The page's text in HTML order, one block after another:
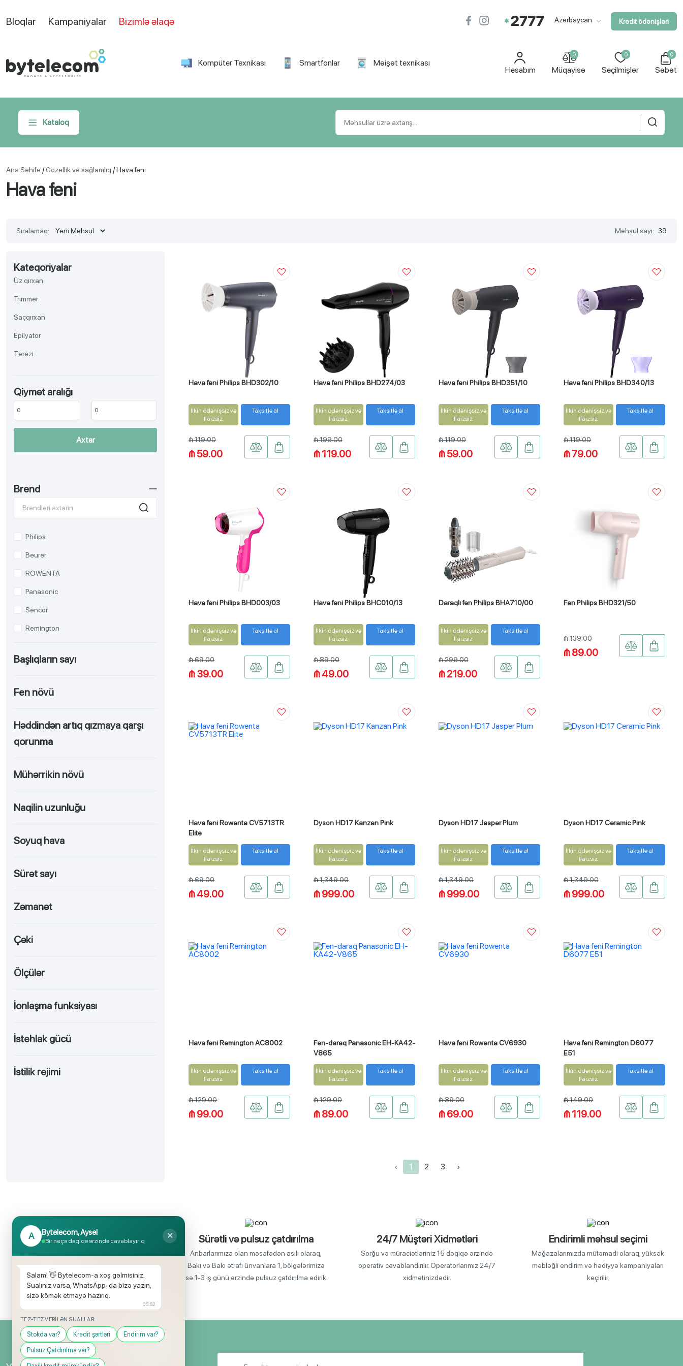
Bloqlar Kampaniyalar Bizimlə əlaqə Azərbaycan Kredit ödənişləri
Kompüter Texnikası Smartfonlar Məişət texnikası
Hesabım
0
Müqayisə
0
Seçilmişlər
0
Səbət
Kataloq
Ana Səhifə /Gözəllik və sağlamlıq /Hava feni
Hava feni
Sıralamaq: Məhsul sayı: 39
Kateqoriyalar
Üz qırxan
Trimmer
Saçqırxan
Epilyator
Tərəzi
Saç düzləşdirici
İrriqator
Daraq
Qiymət aralığı
Axtar
Brend
Philips
Beurer
ROWENTA
Panasonic
Sencor
Remington
Babyliss
Başlıqların sayı
Fen növü
Həddindən artıq qızmaya qarşı
qorunma
Mühərrikin növü
Naqilin uzunluğu
Soyuq hava
Sürət sayı
Zəmanət
Çəki
Ölçülər
İonlaşma funksiyası
İstehlak gücü
İstilik rejimi
Hava feni Philips BHD302/10
İlkin ödənişsiz və
Faizsiz
Taksitlə al
₼ 119.00
₼ 59.00
Hava feni Philips BHD274/03
İlkin ödənişsiz və
Faizsiz
Taksitlə al
₼ 199.00
₼ 119.00
Hava feni Philips BHD351/10
İlkin ödənişsiz və
Faizsiz
Taksitlə al
₼ 119.00
₼ 59.00
Hava feni Philips BHD340/13
İlkin ödənişsiz və
Faizsiz
Taksitlə al
₼ 119.00
₼ 79.00
Hava feni Philips BHD003/03
İlkin ödənişsiz və
Faizsiz
Taksitlə al
₼ 69.00
₼ 39.00
Hava feni Philips BHC010/13
İlkin ödənişsiz və
Faizsiz
Taksitlə al
₼ 89.00
₼ 49.00
Daraqlı fen Philips BHA710/00
İlkin ödənişsiz və
Faizsiz
Taksitlə al
₼ 299.00
₼ 219.00
Fen Philips BHD321/50
₼ 139.00
₼ 89.00
Hava feni Rowenta CV5713TR
Elite
İlkin ödənişsiz və
Faizsiz
Taksitlə al
₼ 69.00
₼ 49.00
Dyson HD17 Kanzan Pink
İlkin ödənişsiz və
Faizsiz
Taksitlə al
₼ 1,349.00
₼ 999.00
Dyson HD17 Jasper Plum
İlkin ödənişsiz və
Faizsiz
Taksitlə al
₼ 1,349.00
₼ 999.00
Dyson HD17 Ceramic Pink
İlkin ödənişsiz və
Faizsiz
Taksitlə al
₼ 1,349.00
₼ 999.00
Hava feni Remington AC8002
İlkin ödənişsiz və
Faizsiz
Taksitlə al
₼ 129.00
₼ 99.00
Fen-daraq Panasonic EH-KA42-
V865
İlkin ödənişsiz və
Faizsiz
Taksitlə al
₼ 129.00
₼ 89.00
Hava feni Rowenta CV6930
İlkin ödənişsiz və
Faizsiz
Taksitlə al
₼ 89.00
₼ 69.00
Hava feni Remington D6077
E51
İlkin ödənişsiz və
Faizsiz
Taksitlə al
₼ 149.00
₼ 119.00
‹ 1 2 3 ›
İnanılmaz uyğun qiymətlər
idxalçısı olaraq satış qiymətlərinin aşağı
olmasını rahatlıqla təmin edə bilirik.
Sürətli və pulsuz çatdırılma
Anbarlarımıza olan məsafədən asılı olaraq,
Bakı və Bakı ətrafı ünvanlara 1, bölgələrimizə
isə 1-3 iş günü ərzində pulsuz çatdırılma edirik.
24/7 Müştəri Xidmətləri
Sorğu və müraciətləriniz 15 dəqiqə ərzində
operativ cavablandırılır. Operatorlarımız 24/7
xidmətinizdədir.
Endirimli məhsul seçimi
Mağazalarımızda mütəmadi olaraq, yüksək
məbləğli endirim və hədiyyə kampaniyaları
keçirilir.
A Bytelecom, Aysel
Bir neçə dəqiqə ərzində cavablayırıq
✕
Salam! 👋 Bytelecom-a xoş gəlmisiniz.
Sualınız varsa, WhatsApp-da bizə yazın,
sizə kömək etməyə hazırıq.
05:52
TEZ-TEZ VERILƏN SUALLAR:
Stokda var? Kredit şərtləri Endirim var?
Pulsuz Çatdırılma var?